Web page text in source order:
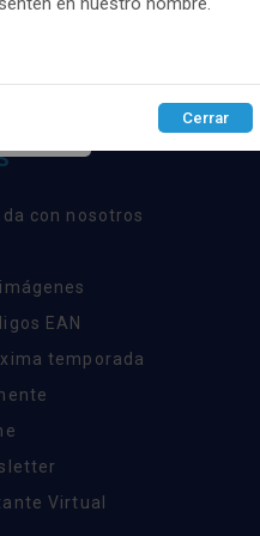
con nosotros
EAN
temporada
Virtual
Cerrar